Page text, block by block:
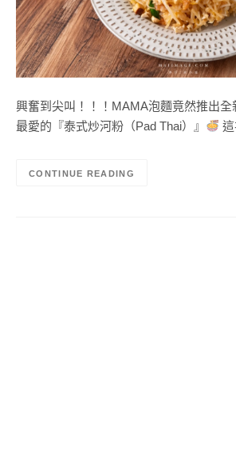
興奮到尖叫！！！MAMA泡麵竟然推出
最愛的『泰式炒河粉（Pad Thai）』
CONTINUE READING